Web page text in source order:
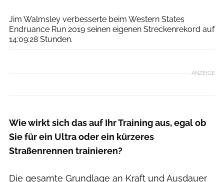
Jim Walmsley verbesserte beim Western States
Endruance Run 2019 seinen eigenen Streckenrekord auf
14:09:28 Stunden.
ANZEIGE
Wie wirkt sich das auf Ihr Training aus, egal ob
Sie für ein Ultra oder ein kürzeres
Straßenrennen trainieren?
Die gesamte Grundlage an Kraft und Ausdauer